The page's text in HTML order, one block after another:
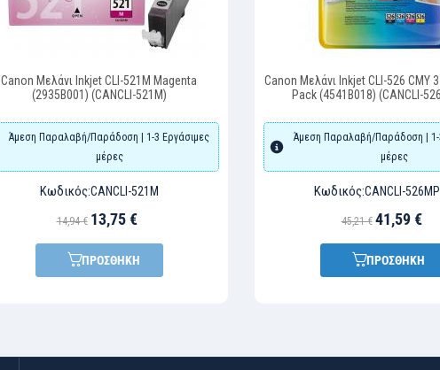
Canon Μελάνι Inkjet CLI-521M Magenta
(2935B001) (CANCLI-521M)
Άμεση Παραλαβή/Παράδοση | 1-3 Εργάσιμες
μέρες
Κωδικός:CANCLI-521M
14,94 € 13,75 €
ΠΡΟΣΘΗΚΗ
Canon Μελάνι Inkjet CLI-526 CMY
Pack (4541B018) (CANCLI-
Άμεση Παραλαβή/Παράδοση | 1-
μέρες
Κωδικός:CANCLI-
45,21 € 41,59 €
ΠΡΟΣΘΗΚΗ